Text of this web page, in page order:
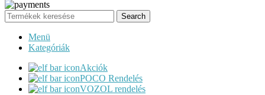
Search
Menü
Kategóriák
Akciók
POCO Rendelés
VOZOL rendelés